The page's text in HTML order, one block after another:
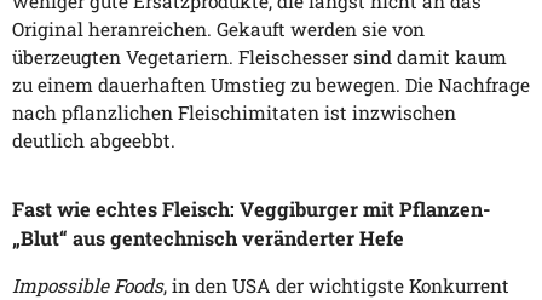
Original heranreichen. Gekauft werden sie von
überzeugten Vegetariern. Fleischesser sind damit kaum
zu einem dauerhaften Umstieg zu bewegen. Die Nachfrage
nach pflanzlichen Fleischimitaten ist inzwischen
deutlich abgeebbt.
Fast wie echtes Fleisch: Veggiburger mit Pflanzen-
„Blut“ aus gentechnisch veränderter Hefe
Impossible Foods, in den USA der wichtigste Konkurrent